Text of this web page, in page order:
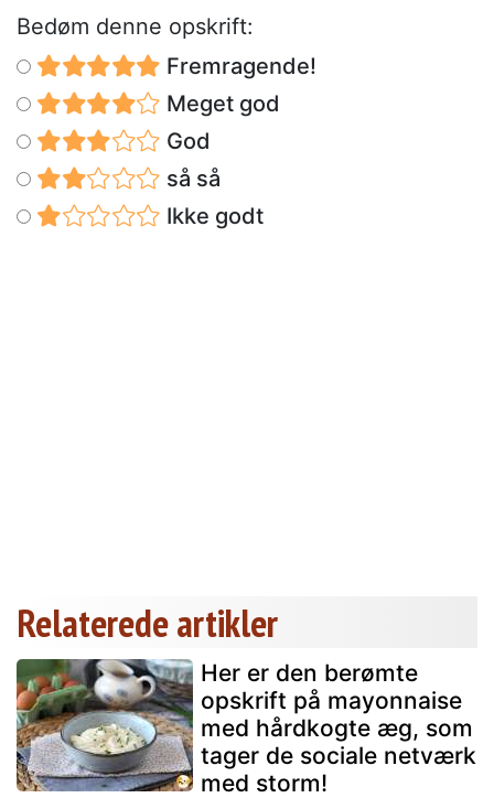
Bedøm denne opskrift:
Fremragende!
Meget god
God
så så
Ikke godt
Relaterede artikler
Her er den berømte
opskrift på mayonnaise
med hårdkogte æg, som
tager de sociale netværk
med storm!